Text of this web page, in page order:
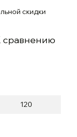
скидки
сравнению
120